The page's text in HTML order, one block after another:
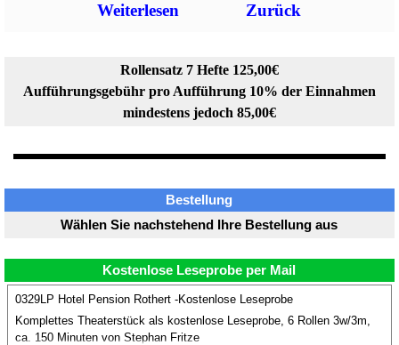
Weiterlesen Zurück
Rollensatz 7 Hefte 125,00€
Aufführungsgebühr pro Aufführung 10% der Einnahmen
mindestens jedoch 85,00€
Bestellung
Wählen Sie nachstehend Ihre Bestellung aus
Kostenlose Leseprobe per Mail
0329LP Hotel Pension Rothert -Kostenlose Leseprobe
Komplettes Theaterstück als kostenlose Leseprobe, 6 Rollen 3w/3m,
ca. 150 Minuten von Stephan Fritze